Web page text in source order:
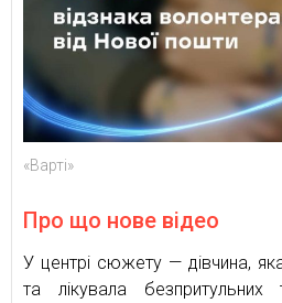
«Варті»
Про що нове відео
У центрі сюжету — дівчина,
та лікувала